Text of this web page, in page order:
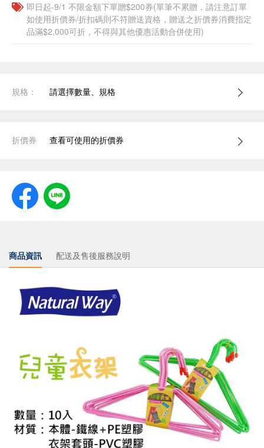
即日起-9/1 不限金額下單贈$200券(單筆不累贈，請注意訂單
如使用折價券/折扣碼則不符贈送資格，贈送之折價券消費指定
品滿$2,000可折，不得與其他優惠活動合併使用)
規格： 請選擇數量、規格
折價券 查看可使用的折價券
商品資訊 配送及售後服務說明